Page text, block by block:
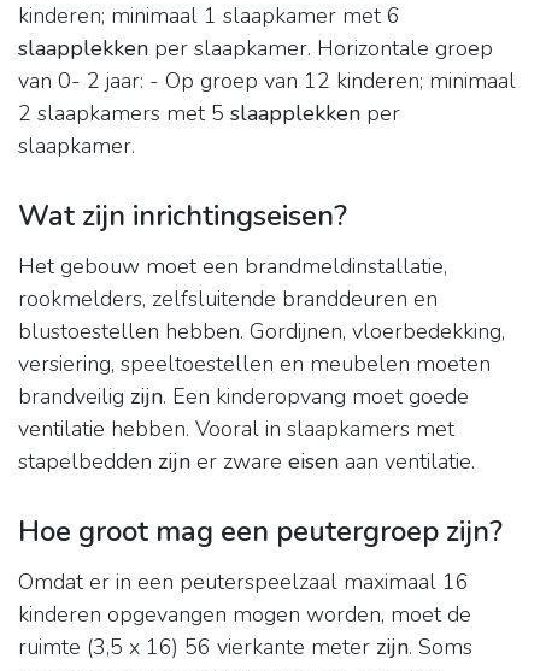
kinderen; minimaal 1 slaapkamer met 6
slaapplekken per slaapkamer. Horizontale groep
van 0- 2 jaar: - Op groep van 12 kinderen; minimaal
2 slaapkamers met 5 slaapplekken per
slaapkamer.
Wat zijn inrichtingseisen?
Het gebouw moet een brandmeldinstallatie,
rookmelders, zelfsluitende branddeuren en
blustoestellen hebben. Gordijnen, vloerbedekking,
versiering, speeltoestellen en meubelen moeten
brandveilig zijn. Een kinderopvang moet goede
ventilatie hebben. Vooral in slaapkamers met
stapelbedden zijn er zware eisen aan ventilatie.
Hoe groot mag een peutergroep zijn?
Omdat er in een peuterspeelzaal maximaal 16
kinderen opgevangen mogen worden, moet de
ruimte (3,5 x 16) 56 vierkante meter zijn. Soms